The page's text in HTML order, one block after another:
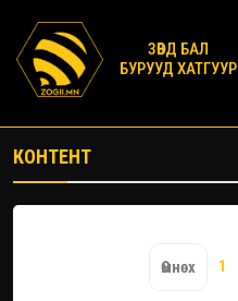
ЗӨВД БАЛ
БУРУУД ХАТГУУР
КОНТЕНТ
Өмнөх 1